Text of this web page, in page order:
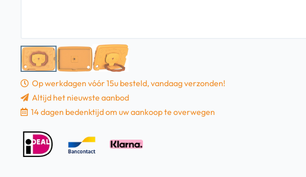
Op werkdagen vóór 15u besteld, vandaag verzonden!
Altijd het nieuwste aanbod
14 dagen bedenktijd om uw aankoop te overwegen